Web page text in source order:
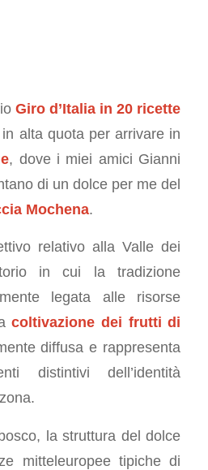
Giro d’Italia in 20 ricette
alta quota per arrivare in
, dove i miei amici Gianni
di un dolce per me del
Mochena.
relativo alla Valle dei
in cui la tradizione
legata alle risorse
coltivazione dei frutti di
diffusa e rappresenta
distintivi dell’identità
la struttura del dolce
mitteleuropee tipiche di